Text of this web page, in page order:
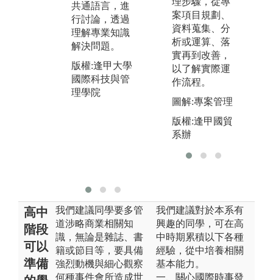
共通語言，進
行討論，透過
理解專業知識
解決問題。
版權:逢甲大學
國際科技與管
理學院
表形式介紹團
隊成果。
課程應用企業
場域：作為探
究、企劃、協
作等進入企業
之導向。
圖解:2020創新
專題成果展
版權:逢甲大學
國際科技與管
案項目規劃、
資料蒐集、分
析或運算、落
實再到改善，
以了解實際運
作流程。
圖解:專案管理
版權:逢甲國貿
系辦
高中
階段
可以
準備
我們建議同學要多管
道涉略商業相關知
識，無論是雜誌、書
籍或節目等，要具備
強烈動機與細心觀察
何種事件會所造成世
我們建議對於本系有
興趣的同學，可在高
中時期累積以下各種
經驗，從中培養相關
基本能力。
一、關心國際時事發